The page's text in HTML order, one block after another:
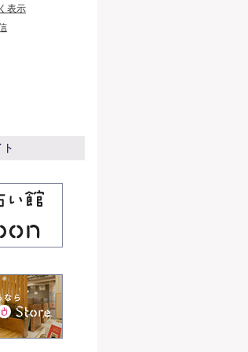
表示